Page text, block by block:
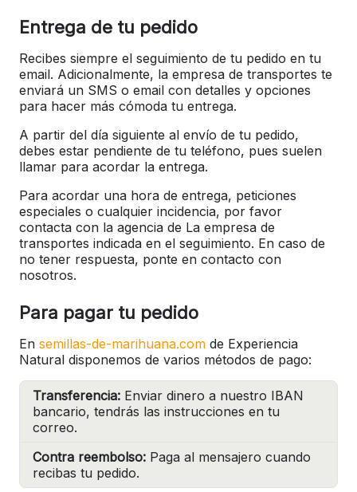
Entrega de tu pedido
Recibes siempre el seguimiento de tu pedido en tu
email. Adicionalmente, la empresa de transportes te
enviará un SMS o email con detalles y opciones
para hacer más cómoda tu entrega.
A partir del día siguiente al envío de tu pedido,
debes estar pendiente de tu teléfono, pues suelen
llamar para acordar la entrega.
Para acordar una hora de entrega, peticiones
especiales o cualquier incidencia, por favor
contacta con la agencia de La empresa de
transportes indicada en el seguimiento. En caso de
no tener respuesta, ponte en contacto con
nosotros.
Para pagar tu pedido
En semillas-de-marihuana.com de Experiencia
Natural disponemos de varios métodos de pago:
Transferencia: Enviar dinero a nuestro IBAN
bancario, tendrás las instrucciones en tu
correo.
Contra reembolso: Paga al mensajero cuando
recibas tu pedido.